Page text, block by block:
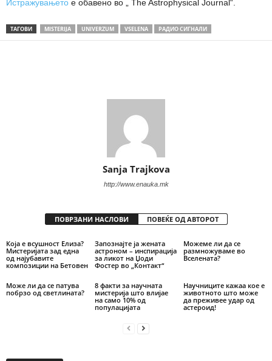
Истражувањето е обавено во „ The Astrophysical Journal“.
ТАГОВИ MISTERIJA UNIVERZUM VSELENA РАДИО СИГНАЛИ
Sanja Trajkova
http://www.enauka.mk
ПОВРЗАНИ НАСЛОВИ ПОВЕЌЕ ОД АВТОРОТ
Која е всушност Елиза?
Мистеријата зад една
од најубавите
композиции на Бетовен
Запознајте ја жената
астроном – инспирација
за ликот на Џоди
Фостер во „Контакт“
Можеме ли да се
размножуваме во
Вселената?
Може ли да се патува
побрзо од светлината?
8 факти за научната
мистерија што влијае
на само 10% од
популацијата
Научниците кажаа кое е
животното што може
да преживее удар од
астероид!